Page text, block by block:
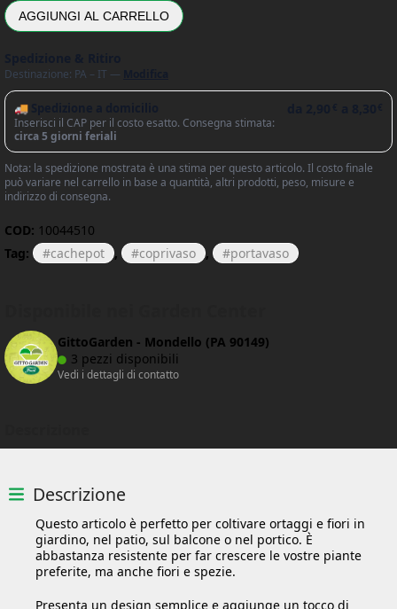
AGGIUNGI AL CARRELLO
Destinazione: PA – IT —
🚚 Spedizione a domicilio
Inserisci il CAP per il costo esatto. Consegna stimata:
circa 5 giorni feriali
Nota: la spedizione mostrata è una stima per questo articolo. Il costo finale
può variare nel carrello in base a quantità, altri prodotti, peso, misure e
indirizzo di consegna.
COD: 10044510
Tag:
cachepot , coprivaso , portavaso
GittoGarden - Mondello (PA 90149)
3 pezzi disponibili
Vedi i dettagli di contatto
Descrizione
Questo articolo è perfetto per coltivare ortaggi e fiori in
giardino, nel patio, sul balcone o nel portico. È
abbastanza resistente per far crescere le vostre piante
preferite, ma anche fiori e spezie.
Presenta un design semplice e aggiunge un tocco di